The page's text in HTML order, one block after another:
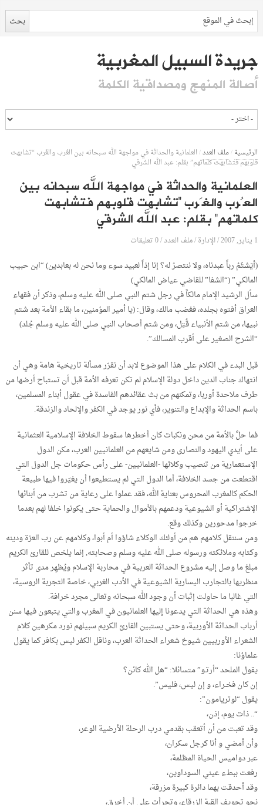
جريدة السبيل المغربية
أصالة المنهج ومصداقية الكلمة
الرئيسية/ملف العدد/العلمانية والحداثة في مواجهة الله سبحانه بين العُرب والغَرب “تشابهت
قلوبهم فتشابهت كلماتهم” بقلم: عبد الله الشرقي
العلمانية والحداثة في مواجهة الله سبحانه بين
العُرب والغَرب “تشابهت قلوبهم فتشابهت
كلماتهم” بقلم: عبد الله الشرقي
1 يناير, 2007 /الإدارة/ملف العدد/0 تعليقات
(أيَشتُمُ رباً عبدناه، ولا ننتصرُ له؟ إنا إذاً لعبيد سوء وما نحن له بعابدين) “ابن حبيب
المالكي” (“الشفا” للقاضي عياض المالكي)
سأل الرشيد الإمام مالكاً في رجل شتم النبي صلى الله عليه وسلم، وذكر أن فقهاء
العراق أفتوه بجلده، فغضب مالك، وقال: (يا أمير المؤمنين، ما بقاء الأمة بعد شتم
نبيها، من شتم الأنبياء قُتِل، ومن شتم أصحاب النبي صلى الله عليه وسلم جُلد)
“الشرح الصغير على أقرب المسالك”.
قبل البدء في الكلام على هذا الموضوع لابد أن نقرّر مسألة تاريخية هامة وهي أن
انتهاك جناب الدين داخل دولة الإسلام لم تكن تعرفه الأمة قبل أن تستباح أرضها من
طرف ملاحدة أوربا، وتمكنهم من بث عقائدهم الفاسدة في عقول أبناء المسلمين،
باسم الحداثة والإبداع والتنوير، فأي نور يوجد في الكفر والإلحاد والزندقة.
فما حلَّ بالأمة من محن ونكبات كان أخطرها سقوط الخلافة الإسلامية العثمانية
على أيدي اليهود والنصارى ومن شايعهم من العلمانيين العرب، مكن الدول
الإستعمارية من تنصيب وكلائها -العلمانيين- على رأس حكومات جل الدول التي
اقتطعت من جسد الخلافة، أما الدول التي لم يستطيعوا أن يغيّروا فيها طبيعة
الحكم كالمغرب المحروس بعناية الله، فقد عملوا على رعاية من تشرب من أبنائها
الإشتراكية أو الشيوعية ودعمهم بالأموال والحماية حتى يكونوا خلفا لهم بعدما
خرجوا مدحورين وكذلك وقع.
ومن سننقل كلامهم هم من أولئك الوكلاء شاؤوا أم أبوا، وكلامهم عن رب العزة ودينه
وكتابه وملائكته ورسوله صلى الله عليه وسلم وصحابته, إنما يلخص للقارئ الكريم
مبلغ ما وصل إليه مشروع الحداثة العربية في محاربة الإسلام ويُظهِر مدى تأثر
منظريها بالتجارب اليسارية الشيوعية في الأدب الغربي، خاصة التجربة الروسية،
التي غالبا ما حاولت إثبات أن وجود الله سبحانه وتعالى مجرد خرافة.
وهذه هي الحداثة التي يدعونا إليها العلمانيون في المغرب والتي يتبعون فيها سنن
أرباب الحداثة الأوربية، وحتى يستبين القارئ الكريم سبيلهم نورد مكرهين كلام
الشعراء الأوربيين شيوخ شعراء الحداثة العرب، وناقل الكفر ليس بكافر كما يقول
علماؤنا:
يقول الملحد “أرتـو” متسائلا: “هل الله كائن؟
إن كان فخـراء، و إن ليس، فليس”.
يقول “لوتريامون”:
“.. ذات يوم، إذن،
وقد تعبت من أن أتعقب بقدمي درب الرحلة الأرضية الوعر،
وأن أمضي و أنا كرجل سكران،
عبر دواميس الحياة المظلمة،
رفعت ببطء عيني السوداوين،
وقد أحدقت بهما دائرة كبيرة مزرقة،